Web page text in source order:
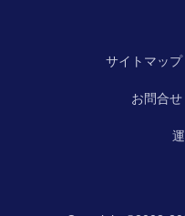
サイトマップ
お問合せ